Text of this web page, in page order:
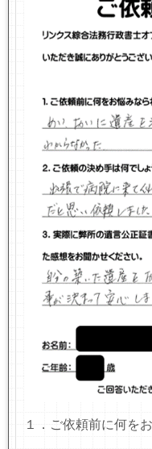
１．ご依頼前に何を